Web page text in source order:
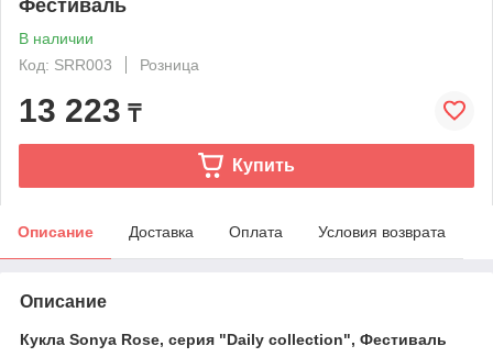
Фестиваль
В наличии
Код: SRR003
Розница
13 223 ₸
Купить
Описание Доставка Оплата Условия возврата
Описание
Кукла Sonya Rose, серия "Daily collection", Фестиваль